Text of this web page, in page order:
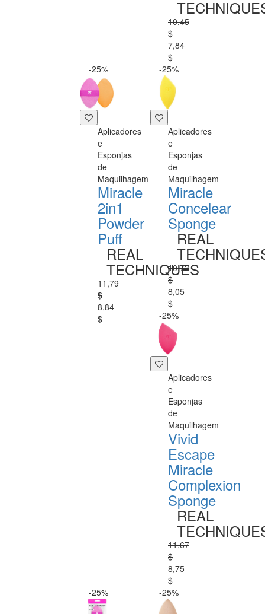
10,45
$
7,84
$
-25%
Aplicadores
e
Esponjas
de
Maquilhagem
Miracle
2in1
Powder
Puff
REAL
TECHNIQUES
11,79
$
8,84
$
-25%
Aplicadores
e
Esponjas
de
Maquilhagem
Miracle
Concelear
Sponge
REAL
10,73
$
8,05
$
-25%
Aplicadores
e
Esponjas
de
Maquilhagem
Vivid
Escape
Miracle
Complexion
Sponge
REAL
11,67
$
8,75
$
-25%
-25%